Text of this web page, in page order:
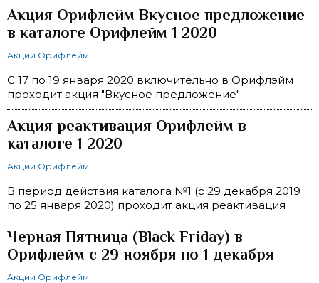
Акция Орифлейм Вкусное предложение
в каталоге Орифлейм 1 2020
Акции Орифлейм
С 17 по 19 января 2020 включительно в Орифлэйм
проходит акция "Вкусное предложение"
Акция реактивация Орифлейм в
каталоге 1 2020
Акции Орифлейм
В период действия каталога №1 (с 29 декабря 2019
по 25 января 2020) проходит акция реактивация
Черная Пятница (Black Friday) в
Орифлейм с 29 ноября по 1 декабря
Акции Орифлейм